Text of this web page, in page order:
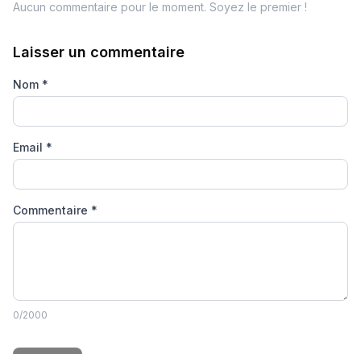
Aucun commentaire pour le moment. Soyez le premier !
Laisser un commentaire
Nom *
Email *
Commentaire *
0/2000